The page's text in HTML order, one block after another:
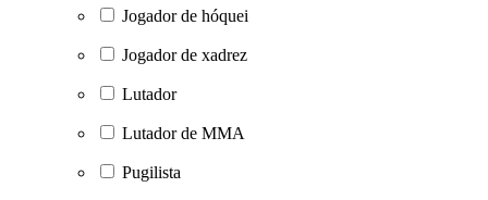
Jogador de hóquei
Jogador de xadrez
Lutador
Lutador de MMA
Pugilista